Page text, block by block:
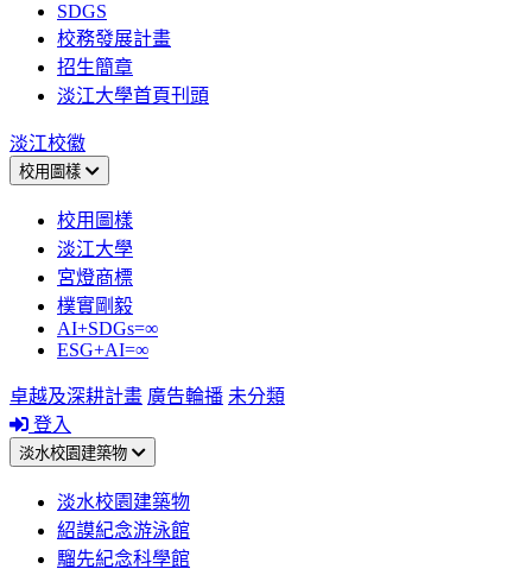
SDGS
校務發展計畫
招生簡章
淡江大學首頁刊頭
淡江校徽
校用圖樣
校用圖樣
淡江大學
宮燈商標
樸實剛毅
AI+SDGs=∞
ESG+AI=∞
卓越及深耕計畫 廣告輪播 未分類
登入
淡水校園建築物
淡水校園建築物
紹謨紀念游泳館
騮先紀念科學館